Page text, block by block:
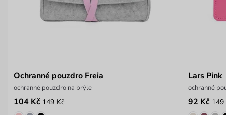
Ochranné pouzdro Freia
ochranné pouzdro na brýle
104 Kč 149 Kč
Lars Pink
ochranné
92 Kč 149